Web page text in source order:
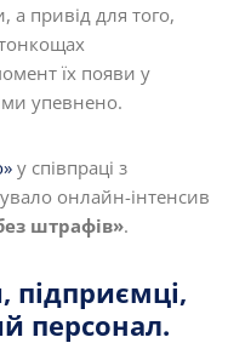
а привід для того,
їх появи у
упевнено.
у співпраці з
онлайн-інтенсив
штрафів».
підприємці,
персонал.